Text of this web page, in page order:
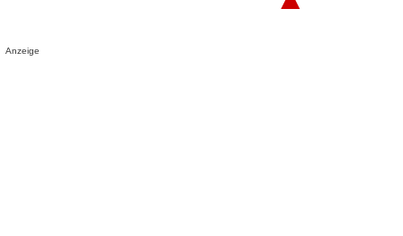
Anzeige